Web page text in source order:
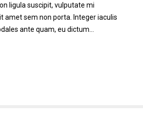
ligula suscipit, vulputate mi
amet sem non porta. Integer iaculis
ante quam, eu dictum…